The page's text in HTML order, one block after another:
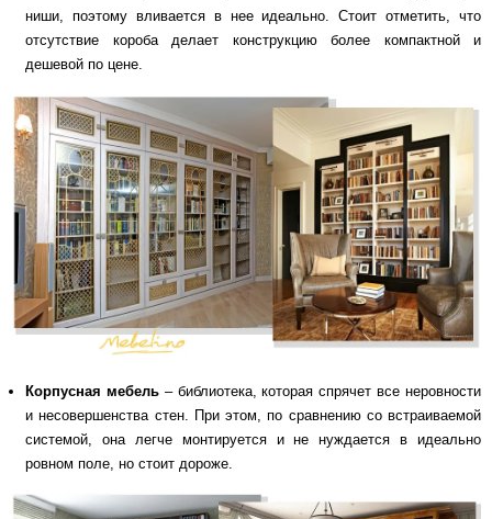
ниши, поэтому вливается в нее идеально. Стоит отметить, что
отсутствие короба делает конструкцию более компактной и
дешевой по цене.
Корпусная мебель – библиотека, которая спрячет все неровности
и несовершенства стен. При этом, по сравнению со встраиваемой
системой, она легче монтируется и не нуждается в идеально
ровном поле, но стоит дороже.